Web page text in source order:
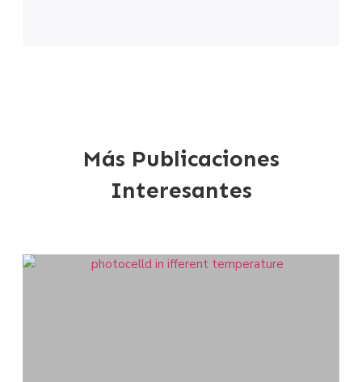
Más Publicaciones
Interesantes